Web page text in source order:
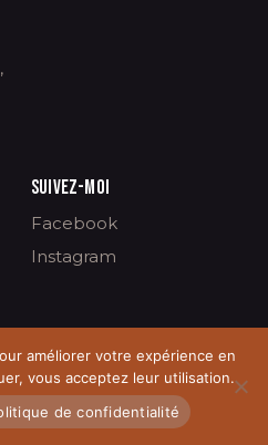
SUIVEZ-MOI
Facebook
Instagram
enfant, un bonheur
améliorer votre expérience en
vous acceptez leur utilisation.
de confidentialité